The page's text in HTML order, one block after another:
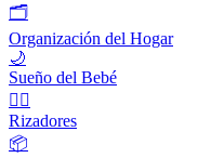
🗂️
Organización del Hogar
🌙
Sueño del Bebé
💇‍♀️
Rizadores
📦